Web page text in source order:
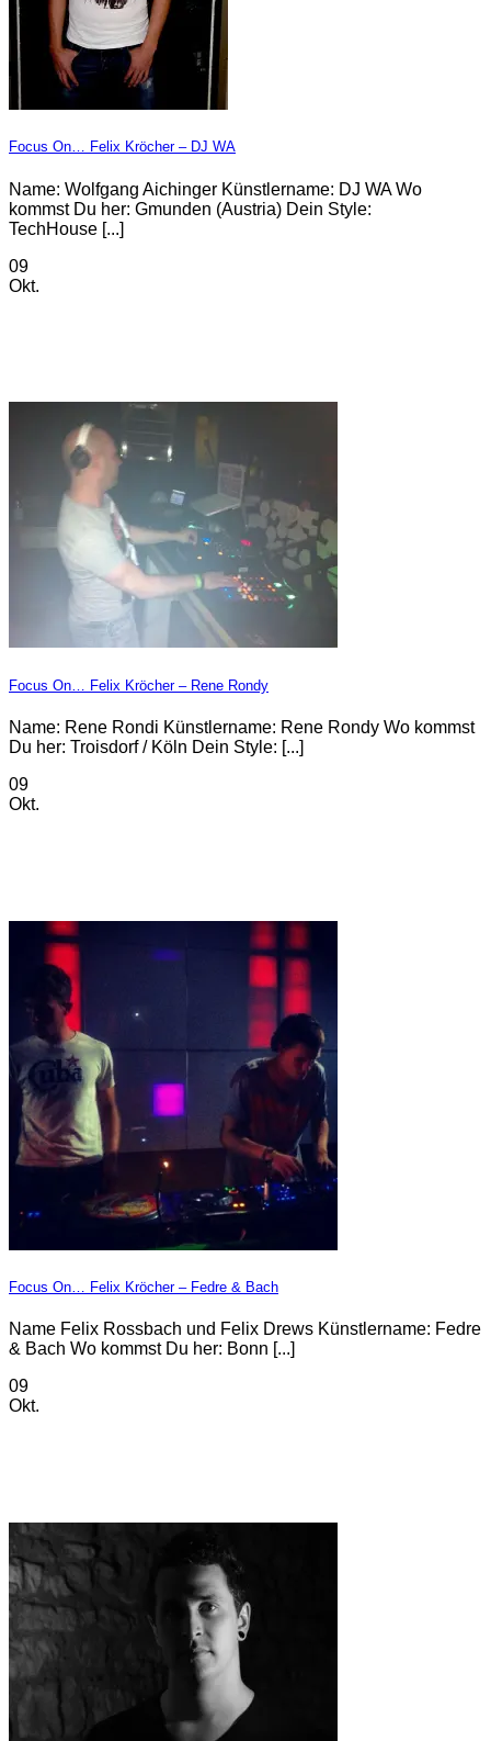
Focus On… Felix Kröcher – DJ WA
Name: Wolfgang Aichinger Künstlername: DJ WA Wo
kommst Du her: Gmunden (Austria) Dein Style:
TechHouse [...]
09
Okt.
Focus On… Felix Kröcher – Rene Rondy
Name: Rene Rondi Künstlername: Rene Rondy Wo kommst
Du her: Troisdorf / Köln Dein Style: [...]
09
Okt.
Focus On… Felix Kröcher – Fedre & Bach
Name Felix Rossbach und Felix Drews Künstlername: Fedre
& Bach Wo kommst Du her: Bonn [...]
09
Okt.